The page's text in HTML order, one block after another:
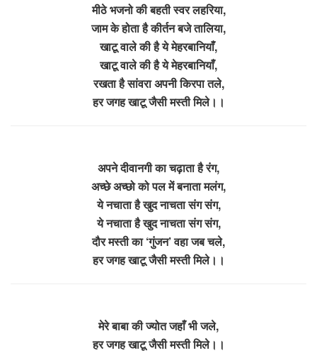
मीठे भजनो की बहती स्वर लहरिया,
जाम के होता है कीर्तन बजे तालिया,
खाटू वाले की है ये मेहरबानियाँ,
खाटू वाले की है ये मेहरबानियाँ,
रखता है सांवरा अपनी किरपा तले,
हर जगह खाटू जैसी मस्ती मिले।।
अपने दीवानगी का चढ़ाता है रंग,
अच्छे अच्छो को पल में बनाता मलंग,
ये नचाता है खुद नाचता संग संग,
ये नचाता है खुद नाचता संग संग,
दौर मस्ती का ‘गुंजन’ वहा जब चले,
हर जगह खाटू जैसी मस्ती मिले।।
मेरे बाबा की ज्योत जहाँ भी जले,
हर जगह खाटू जैसी मस्ती मिले।।